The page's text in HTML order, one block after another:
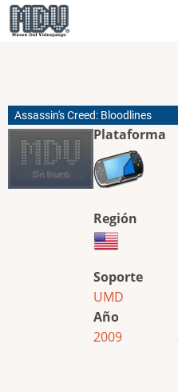
Pasar
al
Assassin's Creed: Bloodlines
Plataforma
Región
Soporte
UMD
Año
2009